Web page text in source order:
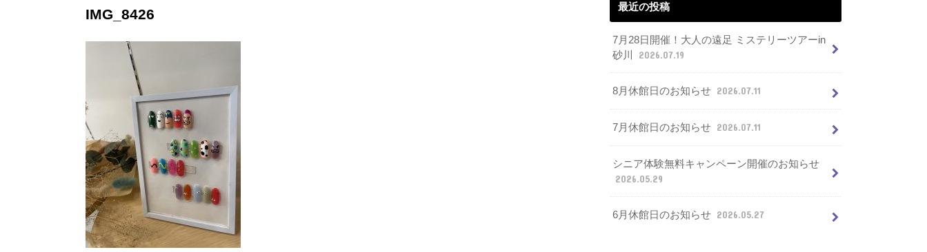
IMG_8426 最近の投稿
7月28日開催！大人の遠足 ミステリーツアーin
砂川
2026.07.19
8月休館日のお知らせ 2026.07.11
7月休館日のお知らせ 2026.07.11
シニア体験無料キャンペーン開催のお知らせ
2026.05.29
6月休館日のお知らせ 2026.05.27